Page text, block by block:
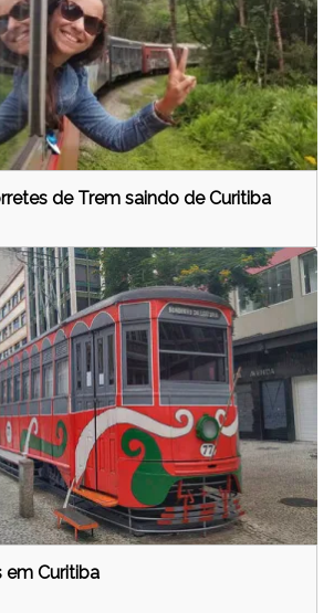
de Trem saindo de Curitiba
em Curitiba